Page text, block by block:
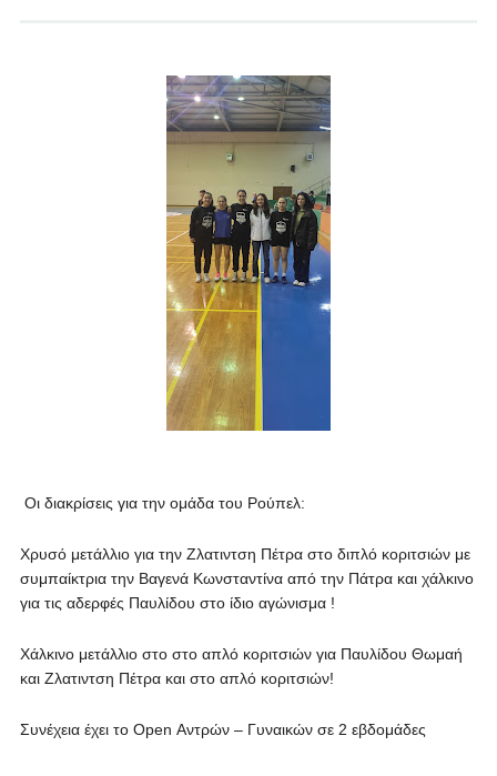
Οι διακρίσεις για την ομάδα του Ρούπελ:
Χρυσό μετάλλιο για την Ζλατιντση Πέτρα στο διπλό κοριτσιών με
συμπαίκτρια την Βαγενά Κωνσταντίνα από την Πάτρα και χάλκινο
για τις αδερφές Παυλίδου στο ίδιο αγώνισμα !
Χάλκινο μετάλλιο στο στο απλό κοριτσιών για Παυλίδου Θωμαή
και Ζλατιντση Πέτρα και στο απλό κοριτσιών!
Συνέχεια έχει το Open Αντρών – Γυναικών σε 2 εβδομάδες